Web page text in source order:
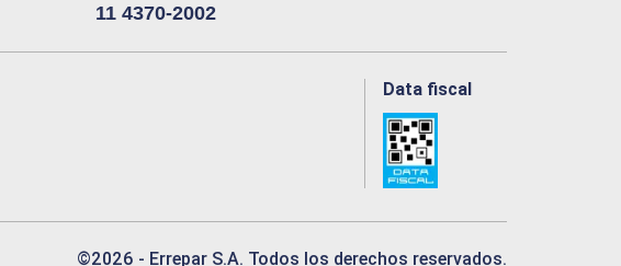
11 4370-2002
Data fiscal
©2026 - Errepar S.A. Todos los derechos reservados.